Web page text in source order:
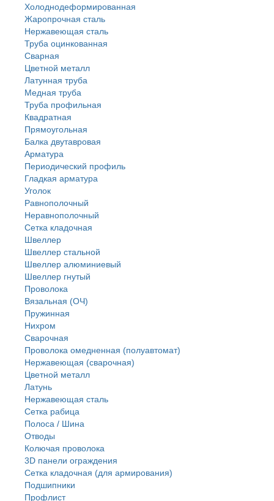
Холоднодеформированная
Жаропрочная сталь
Нержавеющая сталь
Труба оцинкованная
Сварная
Цветной металл
Латунная труба
Медная труба
Труба профильная
Квадратная
Прямоугольная
Балка двутавровая
Арматура
Периодический профиль
Гладкая арматура
Уголок
Равнополочный
Неравнополочный
Сетка кладочная
Швеллер
Швеллер стальной
Швеллер алюминиевый
Швеллер гнутый
Проволока
Вязальная (ОЧ)
Пружинная
Нихром
Сварочная
Проволока омедненная (полуавтомат)
Нержавеющая (сварочная)
Цветной металл
Латунь
Нержaвеющая сталь
Сетка рабица
Полоса / Шина
Отводы
Колючая проволока
3D панели ограждения
Сетка кладочная (для армирования)
Подшипники
Профлист